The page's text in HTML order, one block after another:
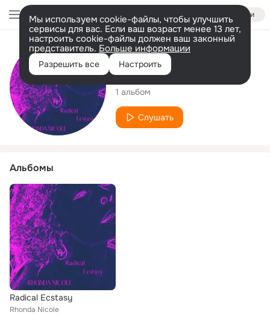
Войти
Мы используем cookie-файлы, чтобы улучшить
сервисы для вас. Если ваш возраст менее 13 лет,
настроить cookie-файлы должен ваш законный
представитель. Больше информации
Разрешить все Настроить
Исполнитель
Rhonda Nicole
1 альбом
Слушать
Альбомы
Radical Ecstasy
Rhonda Nicole